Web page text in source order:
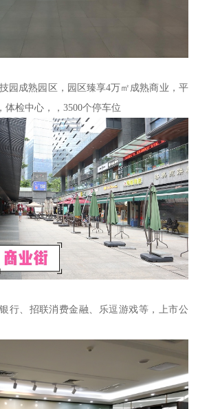
园成熟园区，园区臻享4万㎡成熟商业，平
体检中心，，3500个停车位
行、招联消费金融、乐逗游戏等，上市公